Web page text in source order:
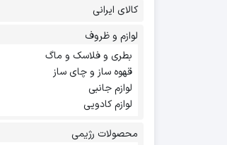
کالای ایرانی
لوازم و ظروف
بطری و فلاسک و ماگ
قهوه ساز و چای ساز
لوازم جانبی
لوازم کادویی
محصولات رژیمی